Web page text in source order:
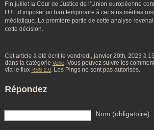
Fin juillet la Cour de Justice de l’Union européenne
l’UE d’imposer un ban temporaire à certains médias
médiatique. La première partie de cette analyse
cette décision.
Cet article à été écrit le vendredi, janvier 20th, 2023 à
dans la catégorie Veille. Vous pouvez suivre les
via le flux RSS 2.0. Les Pings ne sont pas autorisés.
Répondez
Nom (obligatoire)